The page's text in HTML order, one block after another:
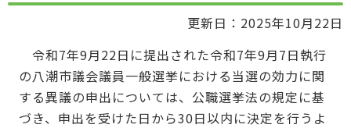
更新日：2025年10月22日
令和7年9月22日に提出された令和7年9月7日執行
の八潮市議会議員一般選挙における当選の効力に関
する異議の申出については、公職選挙法の規定に基
づき、申出を受けた日から30日以内に決定を行うよ